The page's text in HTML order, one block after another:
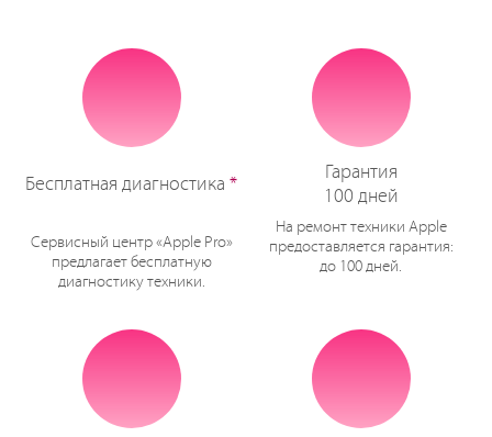
Бесплатная диагностика *
Сервисный центр «Apple Pro»
предлагает бесплатную
диагностику техники.
Гарантия
100 дней
На ремонт техники Apple
предоставляется гарантия:
до 100 дней.